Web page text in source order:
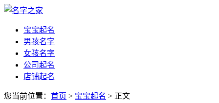
宝宝起名
男孩名字
女孩名字
公司起名
店铺起名
您当前位置： 首页 > 宝宝起名 > 正文